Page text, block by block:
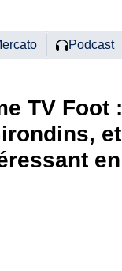
Podcast
TV Foot